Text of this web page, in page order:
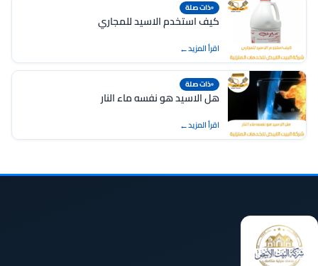
ذات صلة
كيف استخدم الاسيد للمجاري
اقرأ المزيد
ذات صلة
هل الاسيد هو نفسه ماء النار
اقرأ المزيد